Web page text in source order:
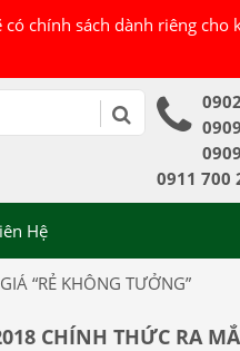
chính sách dành riêng
0911 700
Hệ
“RẺ KHÔNG TƯỞNG”
CHÍNH THỨC RA